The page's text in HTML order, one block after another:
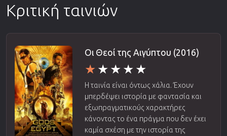
Κριτική ταινιών
Οι Θεοί της Αιγύπτου (2016)
Η ταινία είναι όντως χάλια. Έχουν
μπερδέψει ιστορία με φαντασία και
εξωπραγματικούς χαρακτήρες
κάνοντας το ένα πράγμα που δεν έχει
καμία σχέση με την ιστορία της